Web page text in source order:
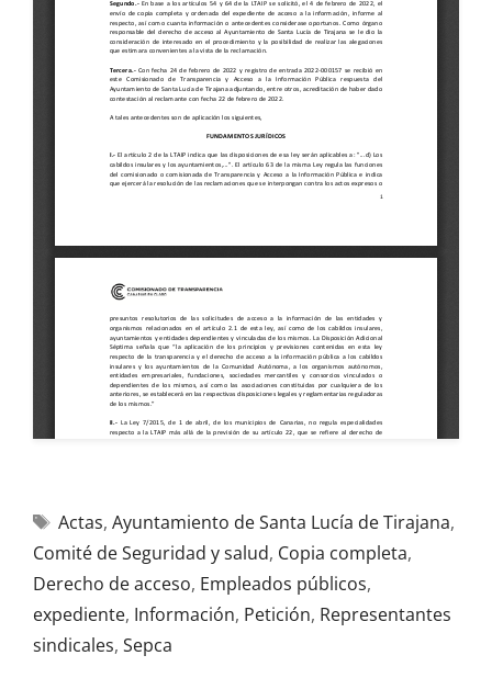
Actas, Ayuntamiento de Santa Lucía de Tirajana,
Comité de Seguridad y salud, Copia completa,
Derecho de acceso, Empleados públicos,
expediente, Información, Petición, Representantes
sindicales, Sepca